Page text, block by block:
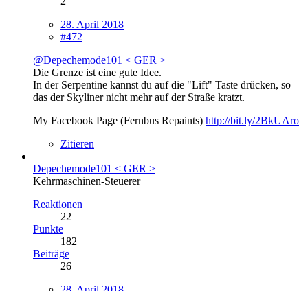
28. April 2018
#472
@Depechemode101 < GER >
Die Grenze ist eine gute Idee.
In der Serpentine kannst du auf die "Lift" Taste drücken, so
das der Skyliner nicht mehr auf der Straße kratzt.
My Facebook Page (Fernbus Repaints) http://bit.ly/2BkUAro
Zitieren
Depechemode101 < GER >
Kehrmaschinen-Steuerer
Reaktionen
22
Punkte
182
Beiträge
26